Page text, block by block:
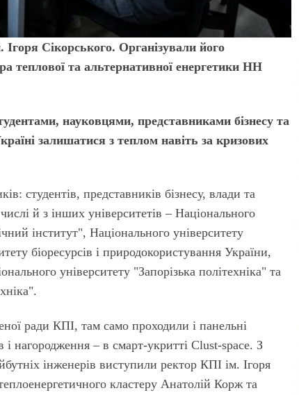
Сікорського. Організували його
теплової та альтернативної енергетики НН
науковцями, представниками бізнесу та
залишатися з теплом навіть за кризових
студентів, представників бізнесу, влади та
й з інших університетів – Національного
інститут", Національного університету
біо­ресурсів і природокористування України,
університету "Запорізька політехніка" та
ради КПІ, там само проходили і панельні
і нагородження – в смарт-укритті Clust-space. З
інженерів виступили ректор КПІ ім. Ігоря
кластеру Анатолій Корж та